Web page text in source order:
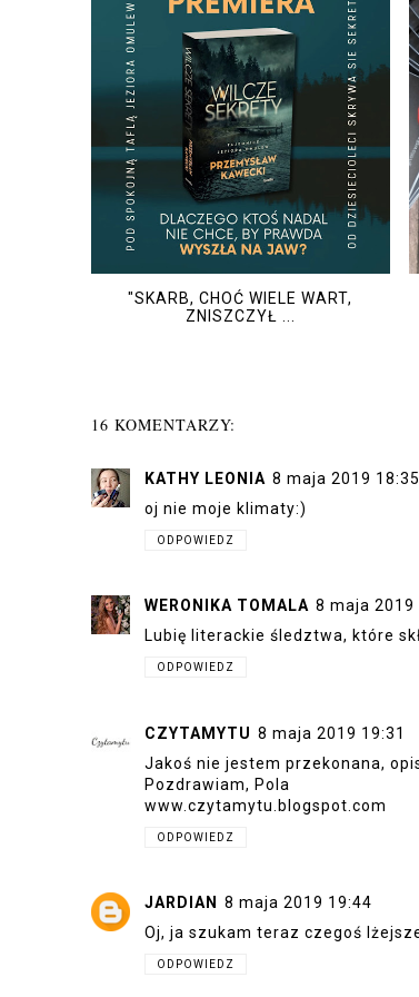
"SKARB, CHOĆ WIELE WART,
ZNISZCZYŁ ...
16 KOMENTARZY:
KATHY LEONIA 8 maja 2019 18:35
oj nie moje klimaty:)
ODPOWIEDZ
WERONIKA TOMALA 8 maja 2019
Lubię literackie śledztwa, które
ODPOWIEDZ
CZYTAMYTU 8 maja 2019 19:31
Jakoś nie jestem przekonana,
Pozdrawiam, Pola
www.czytamytu.blogspot.com
ODPOWIEDZ
JARDIAN
8 maja 2019 19:44
Oj, ja szukam teraz czegoś
ODPOWIEDZ